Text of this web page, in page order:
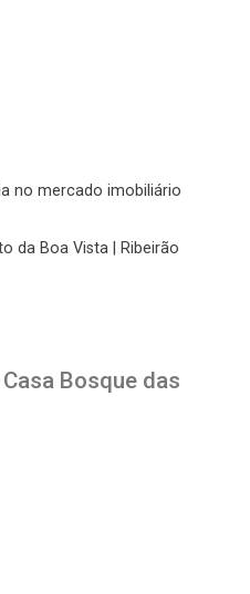
no mercado imobiliário
da Boa Vista | Ribeirão
Bosque das